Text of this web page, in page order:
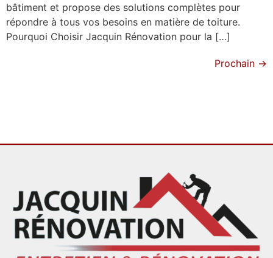
bâtiment et propose des solutions complètes pour
répondre à tous vos besoins en matière de toiture.
Pourquoi Choisir Jacquin Rénovation pour la […]
Prochain →